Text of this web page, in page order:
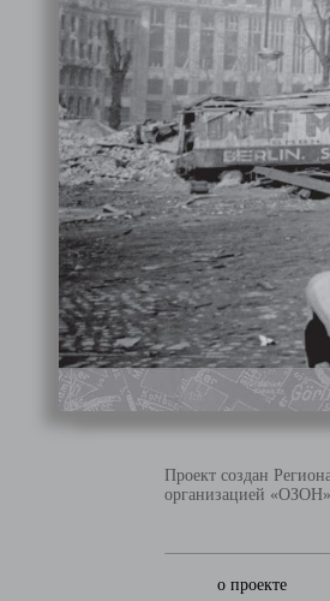
Проект создан
организацией
о проекте